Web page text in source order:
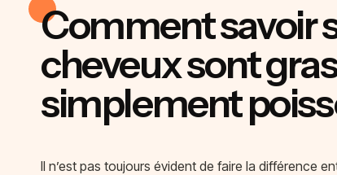
Comment savoir
cheveux sont
simplement
Il n’est pas toujours évident de faire la différence